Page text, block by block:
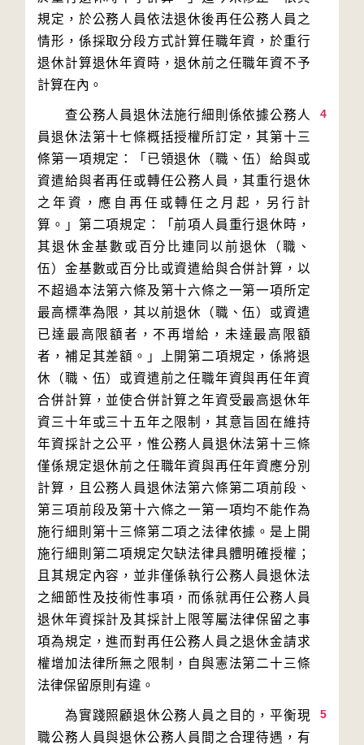
規定，於公務人員依法退休後再任公務人員之
情形，係採取分段方式計算任職年資，於重行
退休計算退休年資時，退休前之任職年資不予
4
查公務人員退休法施行細則係依據公務人
員退休法第十七條概括授權所訂定，其第十三
條第一項規定：「已領退休（職、伍）給與或
資遣給與者再任或轉任公務人員，其重行退休
之年資，應自再任或轉任之月起，另行計
算。」第二項規定：「前項人員重行退休時，
其退休金基數或百分比連同以前退休（職、
伍）金基數或百分比或資遣給與合併計算，以
不超過本法第六條及第十六條之一第一項所定
最高標準為限，其以前退休（職、伍）或資遣
已達最高限額者，不再增給，未達最高限額
者，補足其差額。」上開第二項規定，係將退
休（職、伍）或資遣前之任職年資與再任年資
合併計算，並使合併計算之年資受最高退休年
資三十年或三十五年之限制，其意旨固在維持
年資採計之公平，惟公務人員退休法第十三條
僅係規定退休前之任職年資與再任年資應分別
計算，且公務人員退休法第六條第二項前段、
第三項前段及第十六條之一第一項均不能作為
施行細則第十三條第二項之法律依據。是上開
施行細則第二項規定欠缺法律具體明確授權；
且其規定內容，並非僅係執行公務人員退休法
之細節性及技術性事項，而係就再任公務人員
退休年資採計及其採計上限等屬法律保留之事
項為規定，進而對再任公務人員之退休金請求
權增加法律所無之限制，自與憲法第二十三條
5
為實踐照顧退休公務人員之目的，平衡現
職公務人員與退休公務人員間之合理待遇，有